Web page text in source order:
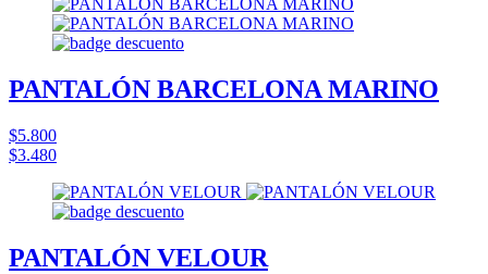
PANTALÓN BARCELONA MARINO
$5.800
$3.480
PANTALÓN VELOUR